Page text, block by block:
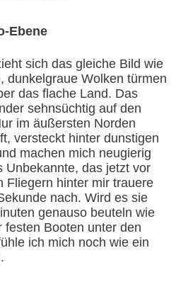
Ebene
sich das gleiche Bild wie
dunkelgraue Wolken türmen
das flache Land. Das
sehnsüchtig auf den
im äußersten Norden
versteckt hinter dunstigen
machen mich neugierig
Unbekannte, das jetzt vor
Fliegern hinter mir trauere
nach. Wird es sie
genauso beuteln wie
festen Booten unter den
ich mich noch wie ein